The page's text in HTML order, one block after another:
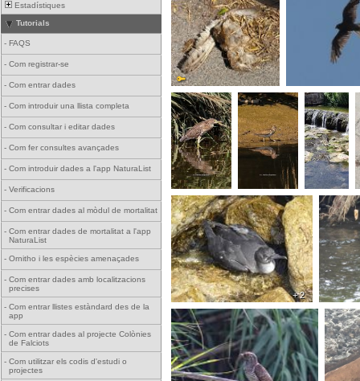
Estadístiques
Tutorials
- FAQS
- Com registrar-se
- Com entrar dades
- Com introduir una llista completa
- Com consultar i editar dades
- Com fer consultes avançades
- Com introduir dades a l'app NaturaList
- Verificacions
- Com entrar dades al mòdul de mortalitat
- Com entrar dades de mortalitat a l'app
NaturaList
- Ornitho i les espècies amenaçades
- Com entrar dades amb localitzacions
precises
- Com entrar llistes estàndard des de la
app
- Com entrar dades al projecte Colònies
de Falciots
- Com utilitzar els codis d'estudi o
projectes
+ 2